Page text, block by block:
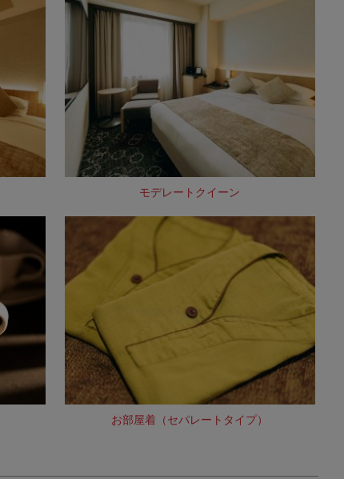
モデレートクイーン
お部屋着（セパレートタイプ）